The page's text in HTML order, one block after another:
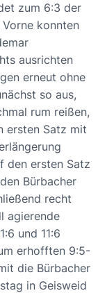
zum 6:3 der
konnten
ausrichten
erneut ohne
so aus,
rum reißen,
ersten Satz mit
den ersten Satz
Bürbacher
recht
agierende
und 11:6
erhofften 9:5-
die Bürbacher
in Geisweid